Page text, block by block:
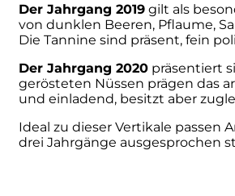
Der Jahrgang 2019 gilt als
von dunklen Beeren, Pflaume,
Die Tannine sind präsent, fein
Der Jahrgang 2020 präsentiert
gerösteten Nüssen prägen das
und einladend, besitzt aber
Ideal zu dieser Vertikale
drei Jahrgänge ausgesprochen
Cordero Mario
Cordero San Giorgio
Decugnano dei Barbi
DeCarlo